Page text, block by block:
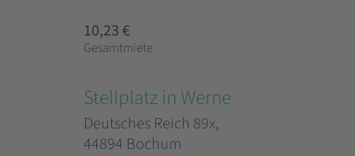
10,23 €
Gesamtmiete
Stellplatz in Werne
Deutsches Reich 89x,
44894 Bochum